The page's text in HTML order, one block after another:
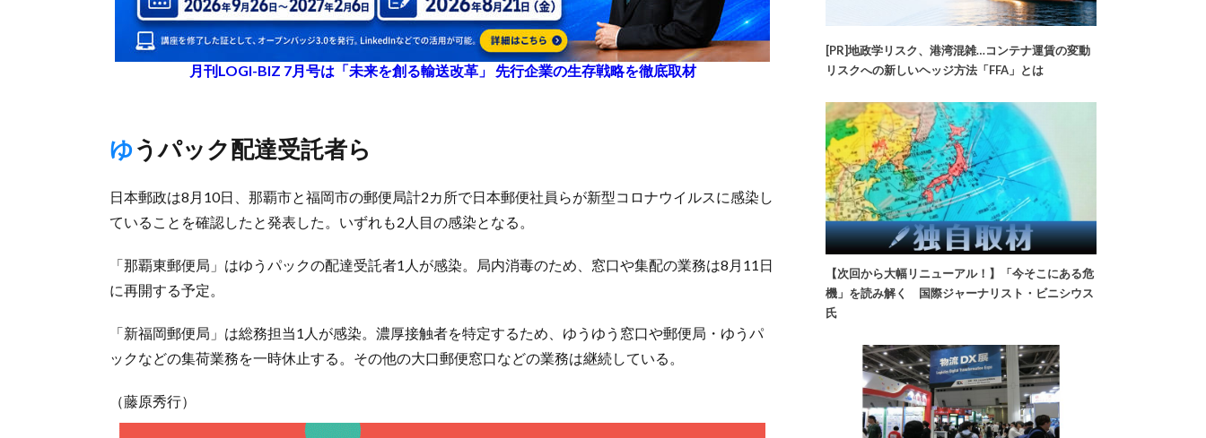
月刊LOGI-BIZ 7月号は「未来を創る輸送改革」 先行企業の生存戦略を徹底取材
ゆうパック配達受託者ら
日本郵政は8月10日、那覇市と福岡市の郵便局計2カ所で日本郵便社員らが新型コロナウイルスに感染し
ていることを確認したと発表した。いずれも2人目の感染となる。
「那覇東郵便局」はゆうパックの配達受託者1人が感染。局内消毒のため、窓口や集配の業務は8月11日
に再開する予定。
「新福岡郵便局」は総務担当1人が感染。濃厚接触者を特定するため、ゆうゆう窓口や郵便局・ゆうパ
ックなどの集荷業務を一時休止する。その他の大口郵便窓口などの業務は継続している。
（藤原秀行）
[PR]地政学リスク、港湾混雑…コンテナ運賃の変動
リスクへの新しいヘッジ方法「FFA」とは
【次回から大幅リニューアル！】「今そこにある危
機」を読み解く 国際ジャーナリスト・ビニシウス
氏